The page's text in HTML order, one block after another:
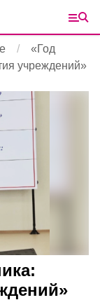
«Год
учреждений»